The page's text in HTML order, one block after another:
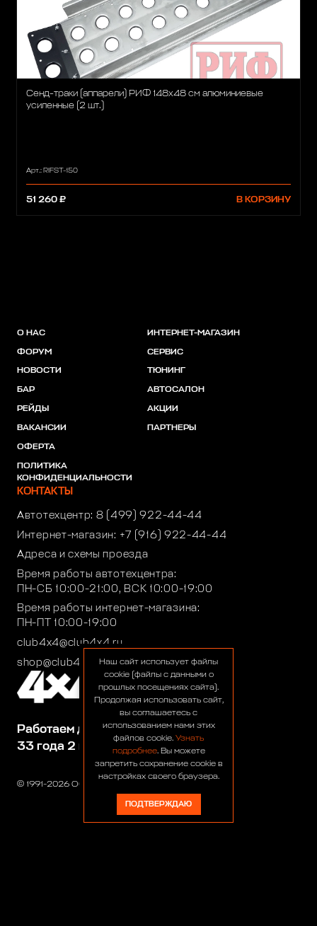
Сенд-траки (аппарели) РИФ 148x48 см алюминиевые
усиленные (2 шт.)
Арт.: RIFST-150
51 260 ₽ В КОРЗИНУ
© 1991-2026 ООО «Сервис 4х4»
Работаем для вас:
33 года 2 месяца 23 дня
О НАС
ФОРУМ
НОВОСТИ
БАР
РЕЙДЫ
ВАКАНСИИ
ОФЕРТА
ПОЛИТИКА
КОНФИДЕНЦИАЛЬНОСТИ
ИНТЕРНЕТ-МАГАЗИН
СЕРВИС
ТЮНИНГ
АВТОСАЛОН
АКЦИИ
ПАРТНЕРЫ
КОНТАКТЫ
Автотехцентр: 8 (499) 922-44-44
Интернет-магазин: +7 (916) 922-44-44
Адреса и схемы проезда
Время работы автотехцентра:
ПН-СБ 10:00-21:00, ВСК 10:00-19:00
Время работы интернет-магазина:
ПН-ПТ 10:00-19:00
club4x4@club4x4.ru
shop@club4x4.ruНаш сайт использует файлы
cookie (файлы с данными о
прошлых посещениях сайта).
Продолжая использовать сайт,
вы соглашаетесь с
использованием нами этих
файлов cookie. Узнать
подробнее. Вы можете
запретить сохранение cookie в
настройках своего браузера.
ПОДТВЕРЖДАЮ